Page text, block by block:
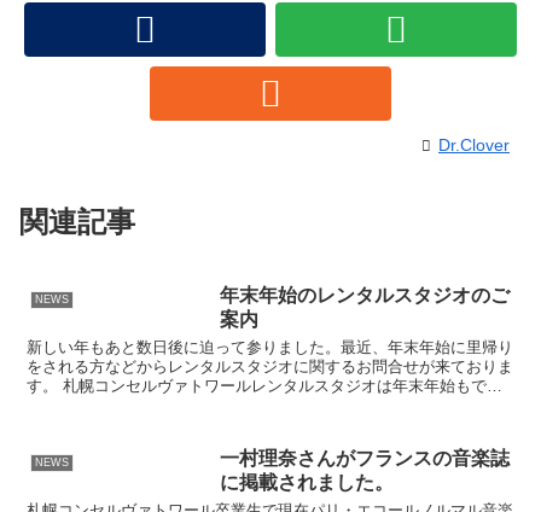
Dr.Clover
関連記事
NEWS
年末年始のレンタルスタジオのご
案内
新しい年もあと数日後に迫って参りました。最近、年末年始に里帰り
をされる方などからレンタルスタジオに関するお問合せが来ておりま
す。 札幌コンセルヴァトワールレンタルスタジオは年末年始もでき
NEWS
一村理奈さんがフランスの音楽誌
に掲載されました。